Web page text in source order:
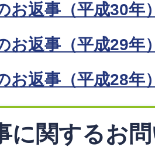
お返事（平成30年
お返事（平成29年
お返事（平成28年
に関するお